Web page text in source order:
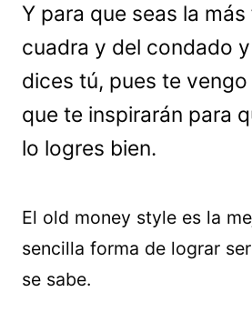
Y para que seas la
cuadra y del condado
dices tú, pues te
que te inspirarán para
lo logres bien.
El old money style es la
sencilla forma de lograr
se sabe.